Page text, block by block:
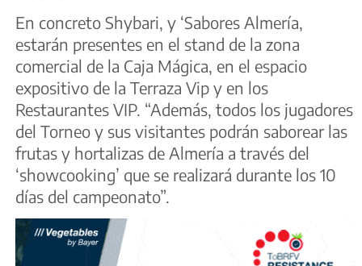
En concreto Shybari, y ‘Sabores Almería,
estarán presentes en el stand de la zona
comercial de la Caja Mágica, en el espacio
expositivo de la Terraza Vip y en los
Restaurantes VIP. “Además, todos los jugadores
del Torneo y sus visitantes podrán saborear las
frutas y hortalizas de Almería a través del
‘showcooking’ que se realizará durante los 10
días del campeonato”.